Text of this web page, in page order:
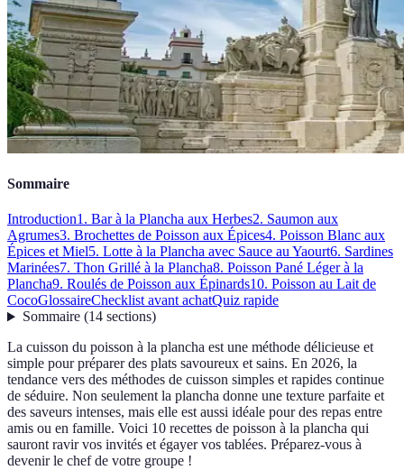
Sommaire
Introduction1. Bar à la Plancha aux Herbes2. Saumon aux
Agrumes3. Brochettes de Poisson aux Épices4. Poisson Blanc aux
Épices et Miel5. Lotte à la Plancha avec Sauce au Yaourt6. Sardines
Marinées7. Thon Grillé à la Plancha8. Poisson Pané Léger à la
Plancha9. Roulés de Poisson aux Épinards10. Poisson au Lait de
CocoGlossaireChecklist avant achatQuiz rapide
Sommaire(14 sections)
La cuisson du poisson à la plancha est une méthode délicieuse et
simple pour préparer des plats savoureux et sains. En 2026, la
tendance vers des méthodes de cuisson simples et rapides continue
de séduire. Non seulement la plancha donne une texture parfaite et
des saveurs intenses, mais elle est aussi idéale pour des repas entre
amis ou en famille. Voici 10 recettes de poisson à la plancha qui
sauront ravir vos invités et égayer vos tablées. Préparez-vous à
devenir le chef de votre groupe !